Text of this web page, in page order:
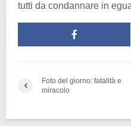
tutti da condannare in
Foto del giorno: fatalità e
miracolo